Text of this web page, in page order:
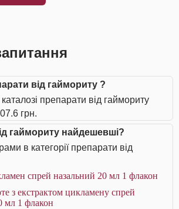
від гаймориту ?
препарати від гаймориту
грн.
гаймориту найдешевші?
в категорії препарати від
спрей назальний 20 мл 1 флакон
з екстрактом цикламену спрей
мл 1 флакон